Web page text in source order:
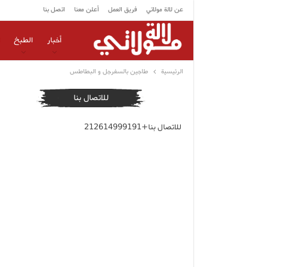
عن لالة مولاتي فريق العمل أعلن معنا اتصل بنا
أخبار الطبخ
الرئيسية طاجين بالسفرجل و البطاطس
للاتصال بنا
للاتصال بنا+212614999191